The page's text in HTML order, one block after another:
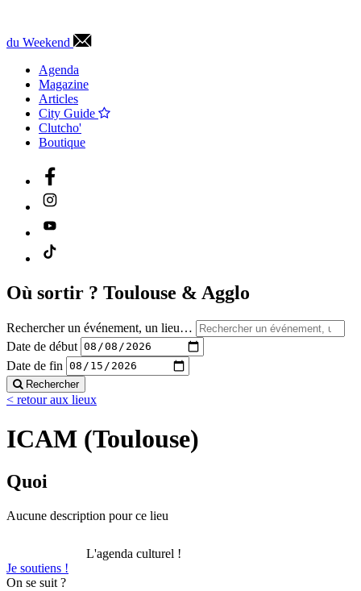
du Weekend
Agenda
Magazine
Articles
City Guide
Clutcho'
Boutique
Où sortir ? Toulouse & Agglo
Rechercher un événement, un lieu…
Date de début
Date de fin
Rechercher
< retour aux lieux
ICAM (Toulouse)
Quoi
Aucune description pour ce lieu
L'agenda culturel !
Je soutiens !
On se suit ?